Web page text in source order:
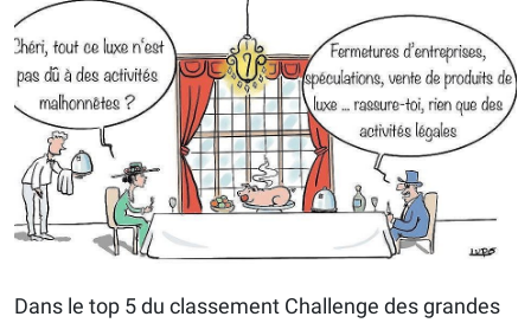
Dans le top 5 du classement Challenge des grandes